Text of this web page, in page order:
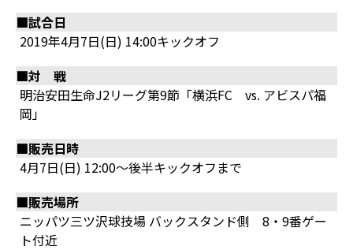
■試合日
2019年4月7日(日) 14:00キックオフ
■対 戦
明治安田生命J2リーグ第9節「横浜FC vs. アビスパ福
岡」
■販売日時
4月7日(日) 12:00～後半キックオフまで
■販売場所
ニッパツ三ツ沢球技場 バックスタンド側 8・9番ゲー
ト付近